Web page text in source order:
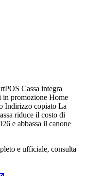
Cassa integra
in promozione Home
Indirizzo copiato La
riduce il costo di
e abbassa il canone
e ufficiale, consulta